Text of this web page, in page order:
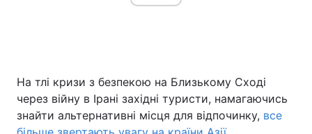
На тлі кризи з безпекою на Близькому Сході
через війну в Ірані західні туристи, намагаючись
знайти альтернативні місця для відпочинку, все